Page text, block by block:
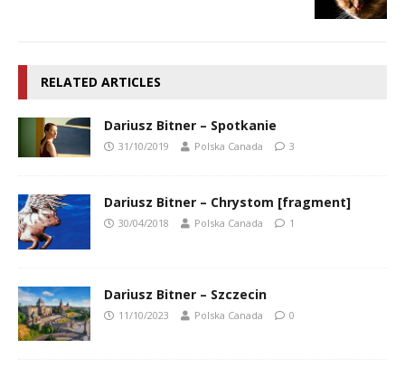
RELATED ARTICLES
Dariusz Bitner – Spotkanie
31/10/2019 Polska Canada 3
Dariusz Bitner – Chrystom [fragment]
30/04/2018 Polska Canada 1
Dariusz Bitner – Szczecin
11/10/2023 Polska Canada 0